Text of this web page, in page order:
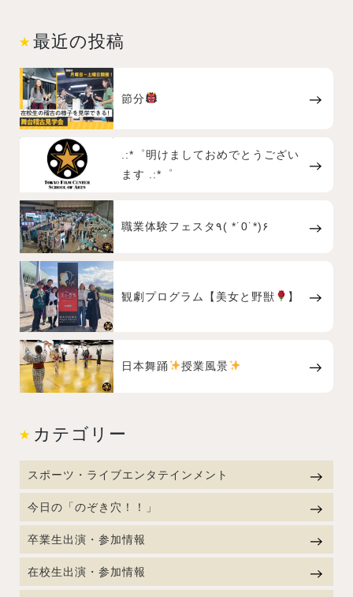
最近の投稿
節分
.:*゜明けましておめでとうござい
ます .:*゜
職業体験フェスタ٩( *˙0˙*)۶
観劇プログラム【美女と野獣 】
日本舞踊 授業風景
カテゴリー
スポーツ・ライブエンタテインメント
今日の「のぞき穴！！」
卒業生出演・参加情報
在校生出演・参加情報